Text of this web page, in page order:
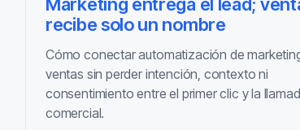
recibe solo un nombre
Cómo conectar automatización de
ventas sin perder intención, contexto ni
consentimiento entre el primer clic y la
comercial.